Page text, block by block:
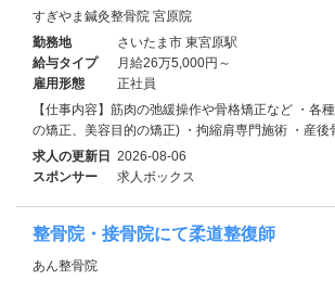
すぎやま鍼灸整骨院 宮原院
勤務地
さいたま市 東宮原駅
給与タイプ
月給26万5,000円～
雇用形態
正社員
【仕事内容】筋肉の弛緩操作や骨格矯正など ・各
の矯正、美容目的の矯正) ・拘縮肩専門施術 ・産後
求人の更新日 2026-08-06
スポンサー
求人ボックス
整骨院・接骨院にて柔道整復師
あん整骨院